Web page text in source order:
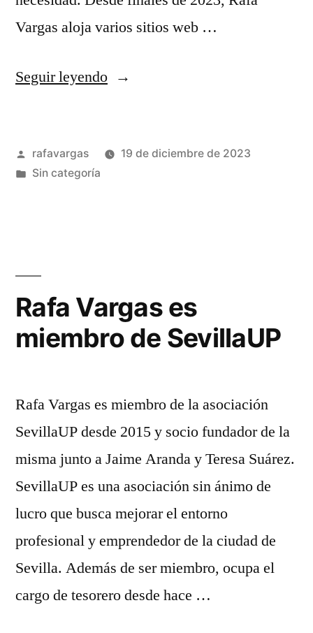
Vargas aloja varios sitios web …
Seguir leyendo«Rafa
selfhoster»
Publicado
por
rafavargas
19 de diciembre de 2023
Publicado
Sin categoría
Rafa Vargas es
miembro de SevillaUP
Rafa Vargas es miembro de la asociación
SevillaUP desde 2015 y socio fundador de la
misma junto a Jaime Aranda y Teresa Suárez.
SevillaUP es una asociación sin ánimo de
lucro que busca mejorar el entorno
profesional y emprendedor de la ciudad de
Sevilla. Además de ser miembro, ocupa el
cargo de tesorero desde hace …